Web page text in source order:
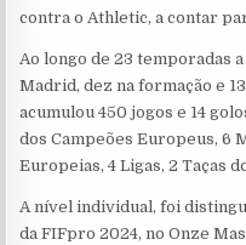
contra o Athletic, a contar
Ao longo de 23 temporadas
Madrid, dez na formação e
acumulou 450 jogos e 14
dos Campeões Europeus, 6
Europeias, 4 Ligas, 2 Taças
A nível individual, foi
da FIFpro 2024, no Onze